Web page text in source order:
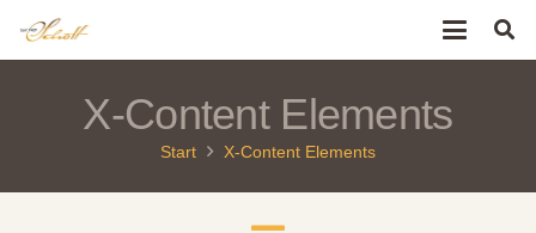
X-Content Elements
Start X-Content Elements